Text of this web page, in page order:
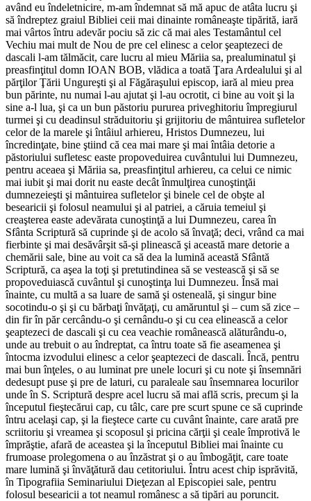
având eu îndeletnicire, m-am îndemnat să mă apuc de atâta lucru şi
să îndreptez graiul Bibliei ceii mai dinainte româneaşte tipărită, iară
mai vârtos întru adevăr pociu să zic că mai ales Testamântul cel
Vechiu mai mult de Nou de pre cel elinesc a celor şeaptezeci de
dascali l-am tălmăcit, care lucru al mieu Măriia sa, prealuminatul şi
preasfinţitul domn IOAN BOB, vlădica a toată Ţara Ardealului şi al
părţilor Ţării Ungureşti şi al Făgăraşului episcop, iară al mieu prea
bun părinte, nu numai l-au ajutat şi l-au ocrotit, ci bine au voit şi la
sine a-l lua, şi ca un bun păstoriu pururea priveghitoriu împregiurul
turmei şi cu deadinsul străduitoriu şi grijitoriu de mântuirea sufletelor
celor de la marele şi întâiul arhiereu, Hristos Dumnezeu, lui
încredinţate, bine ştiind că cea mai mare şi mai întâia detorie a
păstoriului sufletesc easte propoveduirea cuvântului lui Dumnezeu,
pentru aceaea şi Măriia sa, preasfinţitul arhiereu, ca celui ce nimic
mai iubit şi mai dorit nu easte decât înmulţirea cunoştinţăi
dumnezeieşti şi mântuirea sufletelor şi binele cel de obşte al
besearicii şi folosul neamului şi al patriei, a căruia temeiul şi
creaşterea easte adevărata cunoştinţă a lui Dumnezeu, carea în
Sfânta Scriptură să cuprinde şi de acolo să învaţă; deci, vrând ca mai
fierbinte şi mai desăvârşit să-şi plinească şi această mare detorie a
chemării sale, bine au voit ca să dea la lumină această Sfântă
Scriptură, ca aşea la toţi şi pretutindinea să se vestească şi să se
propoveduiască cuvântul şi cunoştinţa lui Dumnezeu. Însă mai
înainte, cu multă a sa luare de samă şi osteneală, şi singur bine
socotindu-o şi şi cu bărbaţi învăţaţi, cu amăruntul şi – cum să zice –
din fir în păr cercându-o şi cernându-o şi cu cea elinească a celor
şeaptezeci de dascali şi cu cea veachie românească alăturându-o,
unde au trebuit o au îndreptat, ca întru toate să fie aseamenea şi
întocma izvodului elinesc a celor şeaptezeci de dascali. Încă, pentru
mai bun înţeles, o au luminat pre unele locuri şi cu note şi însemnări
dedesupt puse şi pre de laturi, cu paraleale sau însemnarea locurilor
unde în S. Scriptură despre acel lucru să mai află scris, precum şi la
începutul fieştecărui cap, cu tâlc, care pre scurt spune ce să cuprinde
întru acelaşi cap, şi la fieştece carte cu cuvânt înainte, care arată pre
scriitoriu şi vreamea şi scoposul şi pricina cărţii şi ceale împrotivă le
împrăştie, afară de aceastea şi la începutul Bibliei mai înainte cu
frumoase prolegomena o au înzăstrat şi o au îmbogăţit, care toate
mare lumină şi învăţătură dau cetitoriului. Întru acest chip isprăvită,
în Tipografiia Seminariului Dieţezan al Episcopiei sale, pentru
folosul besearicii a tot neamul românesc a să tipări au poruncit.